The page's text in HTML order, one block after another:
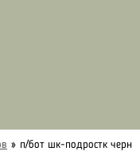
» п/бот шк-подростк черн